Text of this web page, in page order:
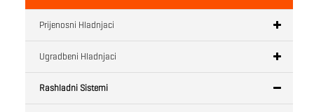
Prijenosni Hladnjaci
Ugradbeni Hladnjaci
Rashladni Sistemi